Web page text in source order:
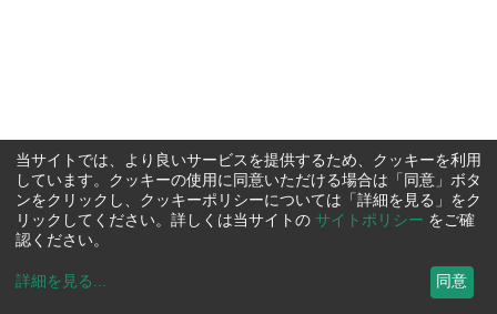
当サイトでは、より良いサービスを提供するため、クッキーを利用
しています。クッキーの使用に同意いただける場合は「同意」ボタ
ンをクリックし、クッキーポリシーについては「詳細を見る」をク
リックしてください。詳しくは当サイトの サイトポリシー をご確
認ください。
詳細を見る ... 同意